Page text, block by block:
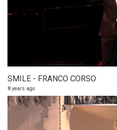
SMILE - FRANCO CORSO
8 years ago